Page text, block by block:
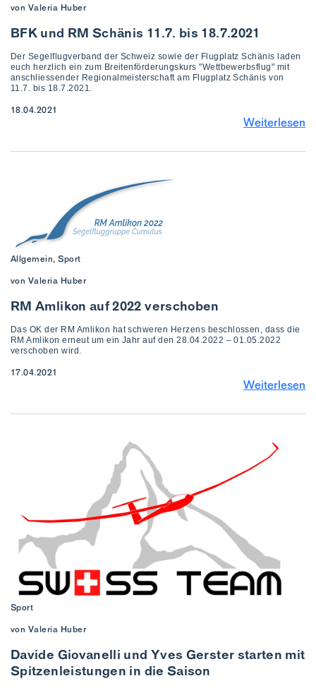
von Valeria Huber
BFK und RM Schänis 11.7. bis 18.7.2021
Der Segelflugverband der Schweiz sowie der Flugplatz Schänis laden
euch herzlich ein zum Breitenförderungskurs "Wettbewerbsflug" mit
anschliessender Regionalmeisterschaft am Flugplatz Schänis von
11.7. bis 18.7.2021.
18.04.2021
Weiterlesen
Allgemein, Sport
von Valeria Huber
RM Amlikon auf 2022 verschoben
Das OK der RM Amlikon hat schweren Herzens beschlossen, dass die
RM Amlikon erneut um ein Jahr auf den 28.04.2022 – 01.05.2022
verschoben wird.
17.04.2021
Weiterlesen
Sport
von Valeria Huber
Davide Giovanelli und Yves Gerster starten mit
Spitzenleistungen in die Saison